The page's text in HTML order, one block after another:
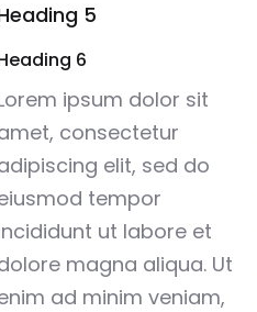
5
6
ipsum dolor sit
consectetur
elit, sed do
tempor
ut labore et
magna aliqua. Ut
ad minim veniam,